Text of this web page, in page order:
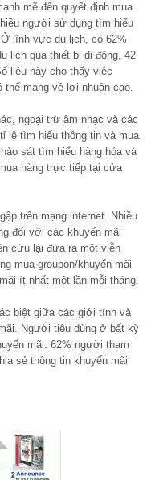
mẽ đến quyết định mua
người sử dụng tìm hiểu
lĩnh vực du lịch, có 62%
lich qua thiết bị di động, 42
liệu này cho thấy việc
thể mang về lợi nhuận cao.
ngoại trừ âm nhạc và các
lệ tìm hiểu thông tin và mua
sát tìm hiểu hàng hóa và
hàng trực tiếp tại cửa
trên mạng internet. Nhiều
đối với các khuyến mãi
cứu lại đưa ra một viễn
mua groupon/khuyến mãi
ít nhất một lần mỗi tháng.
biệt giữa các giới tính và
Người tiêu dùng ở bất kỳ
mãi. 62% người tham
sẻ thông tin khuyến mãi